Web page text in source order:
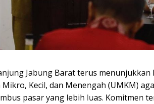
Jabung Barat terus menunjukkan
Kecil, dan Menengah (UMKM)
pasar yang lebih luas. Komitmen